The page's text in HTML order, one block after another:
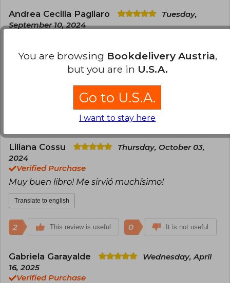
Andrea Cecilia Pagliaro
Tuesday,
September 10, 2024
quieren mejorar su alimentación y que tenga un
impacto positivo en su salud.
This review is useful 0
Liliana Cossu
Thursday, October 03,
2024
Verified Purchase
Muy buen libro! Me sirvió muchísimo!
Translate to english
2 This review is useful 0 It is not useful
Gabriela Garayalde
Wednesday, April
16, 2025
Verified Purchase
You are browsing Bookdelivery Austria,
but you are in U.S.A.
Go to U.S.A.
I want to stay here